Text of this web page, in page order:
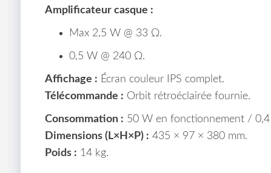
Amplificateur casque :
Max 2,5 W @ 33 Ω.
0,5 W @ 240 Ω.
Affichage : Écran couleur IPS complet.
Télécommande : Orbit rétroéclairée fournie.
Consommation : 50 W en fonctionnement /
Dimensions (L×H×P) : 435 × 97 × 380 mm.
Poids : 14 kg.